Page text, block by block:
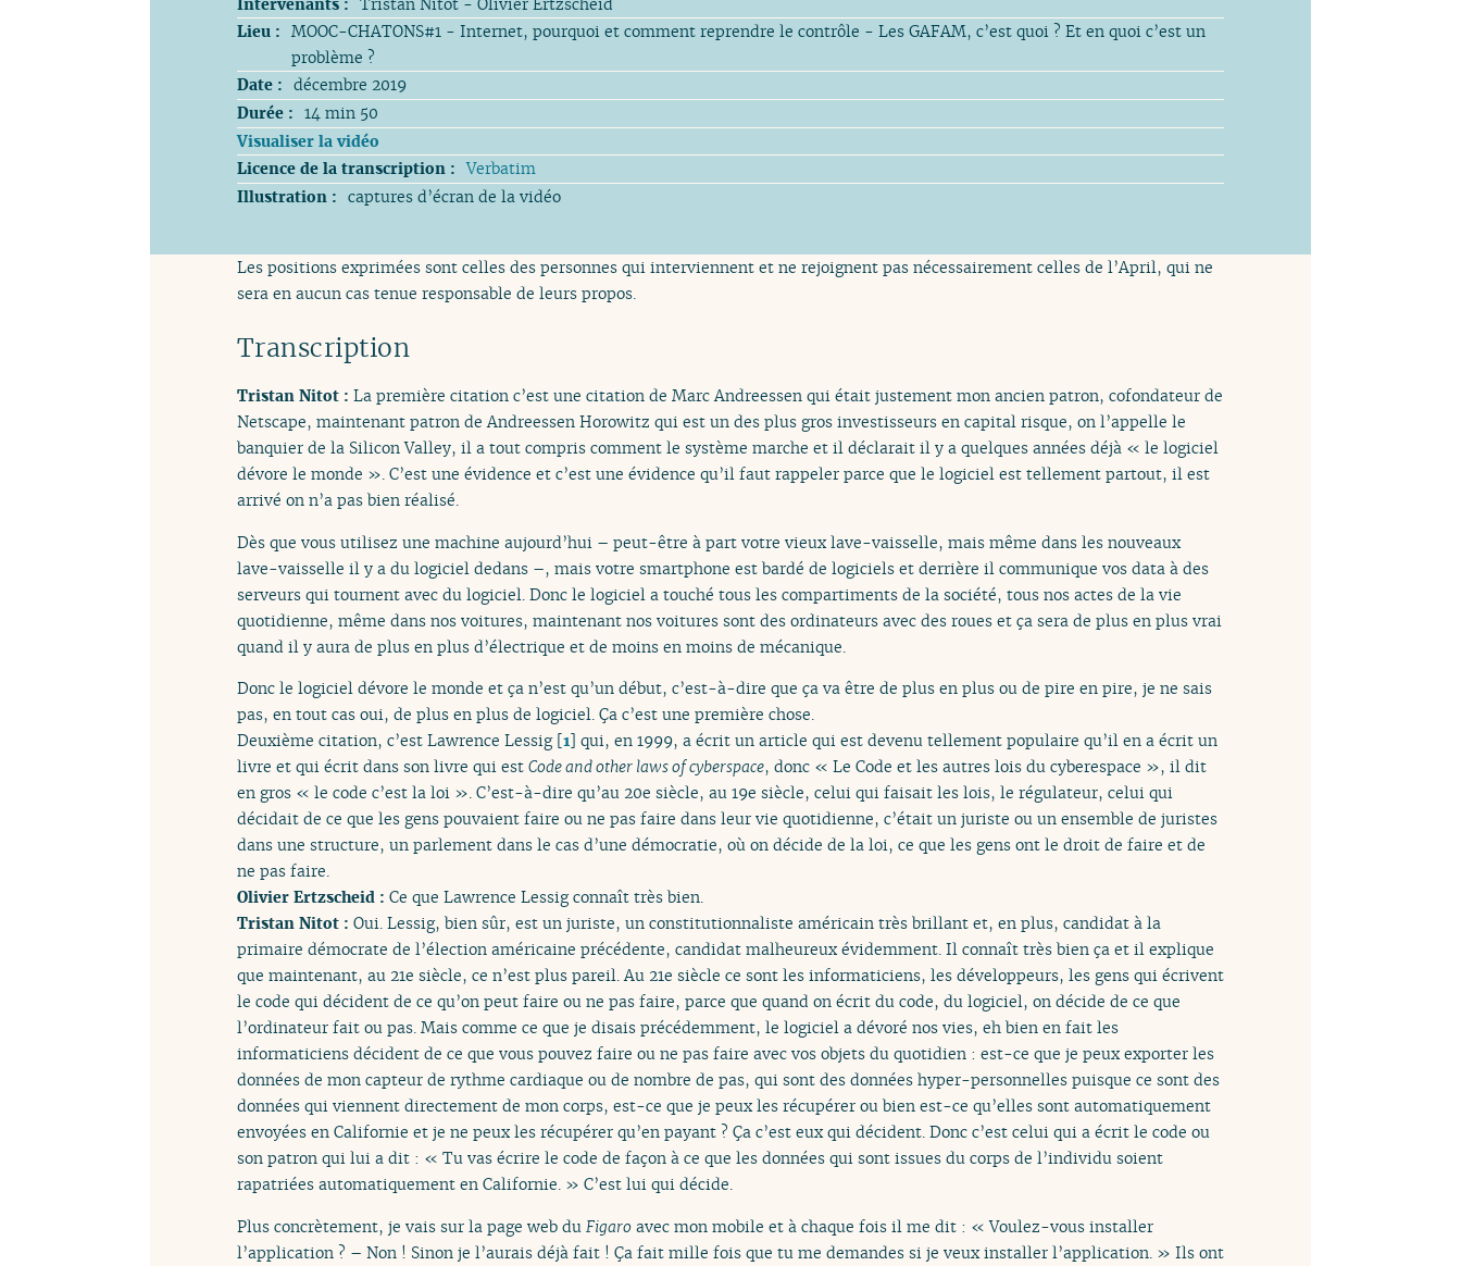
Lieu : MOOC-CHATONS#1 - Internet, pourquoi et comment reprendre le contrôle - Les GAFAM, c’est quoi ? Et en quoi c’est un
problème ?
Date : décembre 2019
Durée : 14 min 50
Visualiser la vidéo
Licence de la transcription : Verbatim
Illustration : captures d’écran de la vidéo
Les positions exprimées sont celles des personnes qui interviennent et ne rejoignent pas nécessairement celles de l’April, qui ne
sera en aucun cas tenue responsable de leurs propos.
Transcription
Tristan Nitot : La première citation c’est une citation de Marc Andreessen qui était justement mon ancien patron, cofondateur de
Netscape, maintenant patron de Andreessen Horowitz qui est un des plus gros investisseurs en capital risque, on l’appelle le
banquier de la Silicon Valley, il a tout compris comment le système marche et il déclarait il y a quelques années déjà « le logiciel
dévore le monde ». C’est une évidence et c’est une évidence qu’il faut rappeler parce que le logiciel est tellement partout, il est
arrivé on n’a pas bien réalisé.
Dès que vous utilisez une machine aujourd’hui – peut-être à part votre vieux lave-vaisselle, mais même dans les nouveaux
lave-vaisselle il y a du logiciel dedans –, mais votre smartphone est bardé de logiciels et derrière il communique vos data à des
serveurs qui tournent avec du logiciel. Donc le logiciel a touché tous les compartiments de la société, tous nos actes de la vie
quotidienne, même dans nos voitures, maintenant nos voitures sont des ordinateurs avec des roues et ça sera de plus en plus vrai
quand il y aura de plus en plus d’électrique et de moins en moins de mécanique.
Donc le logiciel dévore le monde et ça n’est qu’un début, c’est-à-dire que ça va être de plus en plus ou de pire en pire, je ne sais
pas, en tout cas oui, de plus en plus de logiciel. Ça c’est une première chose.
Deuxième citation, c’est Lawrence Lessig[1] qui, en 1999, a écrit un article qui est devenu tellement populaire qu’il en a écrit un
livre et qui écrit dans son livre qui est Code and other laws of cyberspace, donc « Le Code et les autres lois du cyberespace », il dit
en gros « le code c’est la loi ». C’est-à-dire qu’au 20e siècle, au 19e siècle, celui qui faisait les lois, le régulateur, celui qui
décidait de ce que les gens pouvaient faire ou ne pas faire dans leur vie quotidienne, c’était un juriste ou un ensemble de juristes
dans une structure, un parlement dans le cas d’une démocratie, où on décide de la loi, ce que les gens ont le droit de faire et de
ne pas faire.
Olivier Ertzscheid : Ce que Lawrence Lessig connaît très bien.
Tristan Nitot : Oui. Lessig, bien sûr, est un juriste, un constitutionnaliste américain très brillant et, en plus, candidat à la
primaire démocrate de l’élection américaine précédente, candidat malheureux évidemment. Il connaît très bien ça et il explique
que maintenant, au 21e siècle, ce n’est plus pareil. Au 21e siècle ce sont les informaticiens, les développeurs, les gens qui écrivent
le code qui décident de ce qu’on peut faire ou ne pas faire, parce que quand on écrit du code, du logiciel, on décide de ce que
l’ordinateur fait ou pas. Mais comme ce que je disais précédemment, le logiciel a dévoré nos vies, eh bien en fait les
informaticiens décident de ce que vous pouvez faire ou ne pas faire avec vos objets du quotidien : est-ce que je peux exporter les
données de mon capteur de rythme cardiaque ou de nombre de pas, qui sont des données hyper-personnelles puisque ce sont des
données qui viennent directement de mon corps, est-ce que je peux les récupérer ou bien est-ce qu’elles sont automatiquement
envoyées en Californie et je ne peux les récupérer qu’en payant ? Ça c’est eux qui décident. Donc c’est celui qui a écrit le code ou
son patron qui lui a dit : « Tu vas écrire le code de façon à ce que les données qui sont issues du corps de l’individu soient
rapatriées automatiquement en Californie. » C’est lui qui décide.
Plus concrètement, je vais sur la page web du Figaro avec mon mobile et à chaque fois il me dit : « Voulez-vous installer
l’application ? – Non ! Sinon je l’aurais déjà fait ! Ça fait mille fois que tu me demandes si je veux installer l’application. » Ils ont